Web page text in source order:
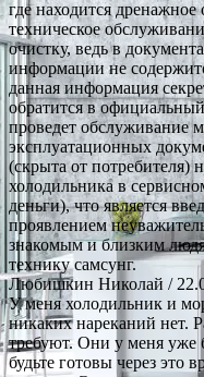
где находится дренажное
техническое
очистку, ведь в
информации не
данная информация
обратится в
проведет обслуживание
эксплуатационных
(скрыта от потребителя)
холодильника в
деньги), что является
проявлением
знакомым и близким
технику самсунг.
Любишкин Николай /
У меня холодильник и
никаких нареканий нет.
требуют. Они у меня уже
будьте готовы через это